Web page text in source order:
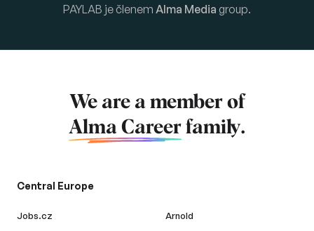
PAYLAB je členem Alma Media group.
We are a member of
Alma Career family.
Central Europe
Jobs.cz
Arnold